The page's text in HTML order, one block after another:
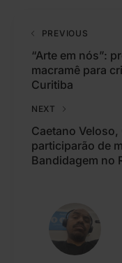
PREVIOUS
“Arte em nós”:
macramê para
Curitiba
NEXT
Caetano
participarão de
Bandidagem no